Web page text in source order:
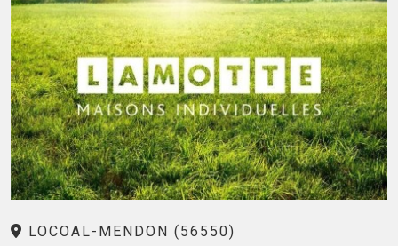
LOCOAL-MENDON (56550)